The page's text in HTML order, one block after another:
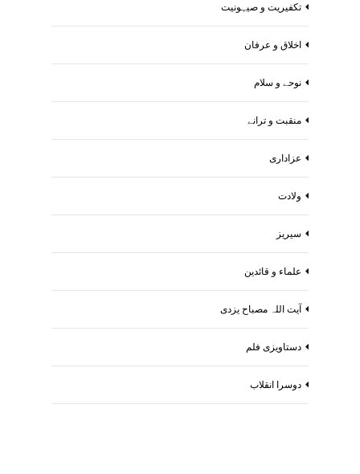
تکفیریت و صیہونیت
اخلاق و عرفان
نوحے و سلام
منقبت و ترانے
عزاداری
ولادت
سیریز
علماء و قائدین
آیت اللہ مصباح یزدی
دستاویزی فلم
دوسرا انقلاب